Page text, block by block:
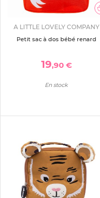
A LITTLE LOVELY COMPANY
Petit sac à dos bébé renard
19,90 €
En stock